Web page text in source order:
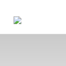
main
content